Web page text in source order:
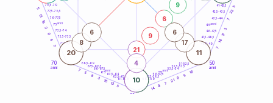
50
anni
60
70
anni
41-42,5
42,5-43,5
43,5-44
46-47,5
47,5-48,5
48,5-49
51-52,5
52,5-53,5
53,5-54
56-57,5
57,5-58,5
58,5-59
61-62,5
62,5-63,5
63,5-64
66-67,5
67,5-68,5
68,5-69
71-72,5
72,5-73,5
73,5-74
76-77,5
77,5-78,5
78,5-79 5
22
7
3
17
14
7
16
5
8
21
7
4
14
5
13
16
3
8
5
7
7
5
8
3
16
13
5
10
20 11
21
9
6
9
4
8
6
17
6
45anni
55anni
65anni
75anni